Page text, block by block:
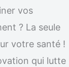
vos
? La seule
votre santé !
qui lutte